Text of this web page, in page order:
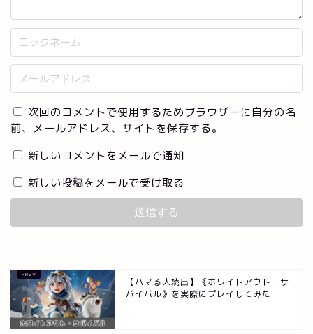
次回のコメントで使用するためブラウザーに自分の名
前、メールアドレス、サイトを保存する。
新しいコメントをメールで通知
新しい投稿をメールで受け取る
【ハマる人続出】《ホワイトアウト・サ
バイバル》を実際にプレイしてみた